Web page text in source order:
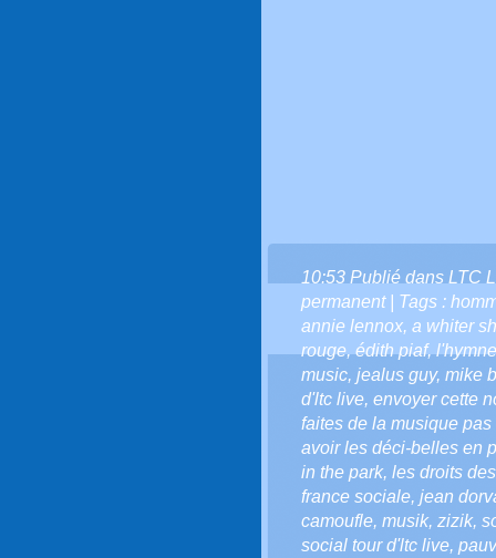
10:53 Publié dans LTC
permanent| Tags :
annie lennox, a whiter
rouge,édith piaf,
music, jealus guy, mike
d'ltc live, envoyer cette
faites de la musique
avoir les déci-belles en
in the park, les droits
france sociale, jean
camoufle, musik, zizik,
social tour d'ltc live,